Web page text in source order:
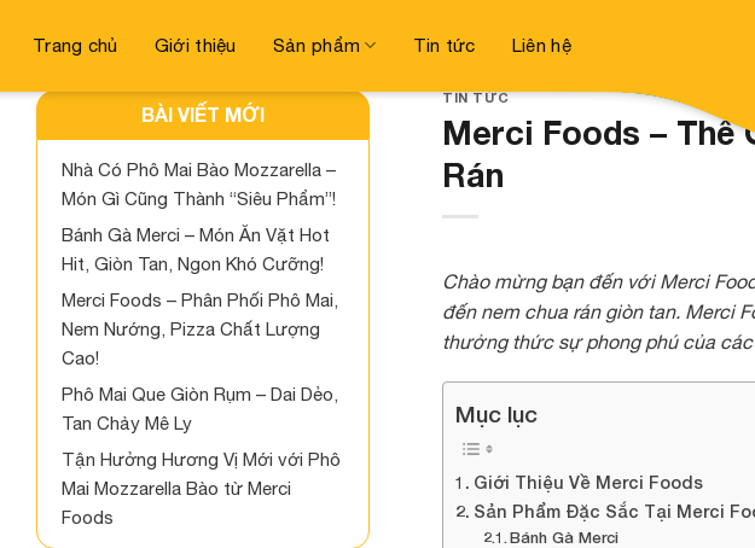
Trang chủ Giới thiệu Sản phẩm Tin tức Liên hệ
BÀI VIẾT MỚI
Nhà Có Phô Mai Bào Mozzarella –
Món Gì Cũng Thành “Siêu Phẩm”!
Bánh Gà Merci – Món Ăn Vặt Hot
Hit, Giòn Tan, Ngon Khó Cưỡng!
Merci Foods – Phân Phối Phô Mai,
Nem Nướng, Pizza Chất Lượng
Cao!
Phô Mai Que Giòn Rụm – Dai Dẻo,
Tan Chảy Mê Ly
Tận Hưởng Hương Vị Mới với Phô
Mai Mozzarella Bào từ Merci
Foods
TIN TỨC
Merci Foods – Thế
Rán
Chào mừng bạn đến với Merci
đến nem chua rán giòn tan. Merci
thưởng thức sự phong phú của
Mục lục
Giới Thiệu Về Merci Foods
Sản Phẩm Đặc Sắc Tại Merci
Bánh Gà Merci